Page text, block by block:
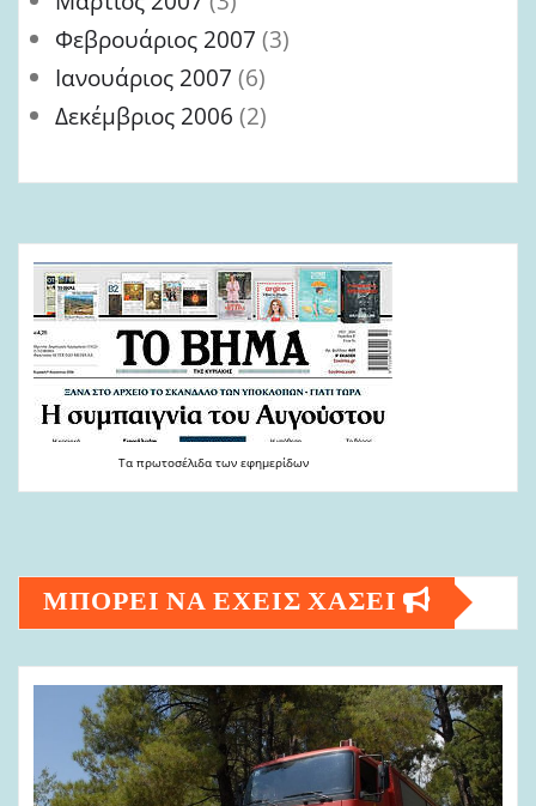
Φεβρουάριος 2007 (3)
Ιανουάριος 2007 (6)
Δεκέμβριος 2006 (2)
Τα πρωτοσέλιδα των εφημερίδων
ΜΠΟΡΕΙ ΝΑ ΕΧΕΙΣ ΧΑΣΕΙ